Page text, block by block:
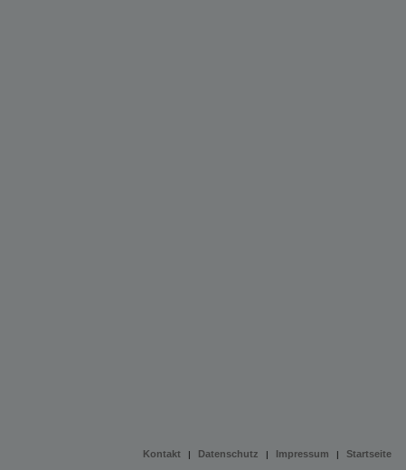
Kontakt | Datenschutz | Impressum | Startseite